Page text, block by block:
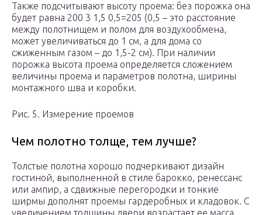
Также подсчитывают высоту проема: без порожка она
будет равна 200 3 1,5 0,5=205 (0,5 – это расстояние
между полотнищем и полом для воздухообмена,
может увеличиваться до 1 см, а для дома со
сжиженным газом – до 1,5-2 см). При наличии
порожка высота проема определяется сложением
величины проема и параметров полотна, ширины
монтажного шва и коробки.
Рис. 5. Измерение проемов
Чем полотно толще, тем лучше?
Толстые полотна хорошо подчеркивают дизайн
гостиной, выполненной в стиле барокко, ренессанс
или ампир, а сдвижные перегородки и тонкие
ширмы дополнят проемы гардеробных и кладовок. С
увеличением толщины двери возрастает ее масса,